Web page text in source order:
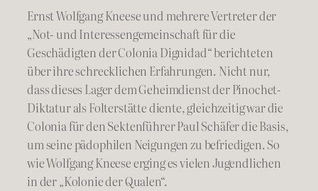
Ernst Wolfgang Kneese und mehrere Vertreter der
„Not- und Interessengemeinschaft für die
Geschädigten der Colonia Dignidad“ berichteten
über ihre schrecklichen Erfahrungen. Nicht nur,
dass dieses Lager dem Geheimdienst der Pinochet-
Diktatur als Folterstätte diente, gleichzeitig war die
Colonia für den Sektenführer Paul Schäfer die Basis,
um seine pädophilen Neigungen zu befriedigen. So
wie Wolfgang Kneese erging es vielen Jugendlichen
in der „Kolonie der Qualen“.